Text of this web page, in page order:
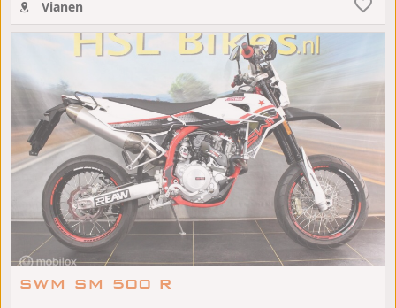
Vianen
SWM SM 500 R